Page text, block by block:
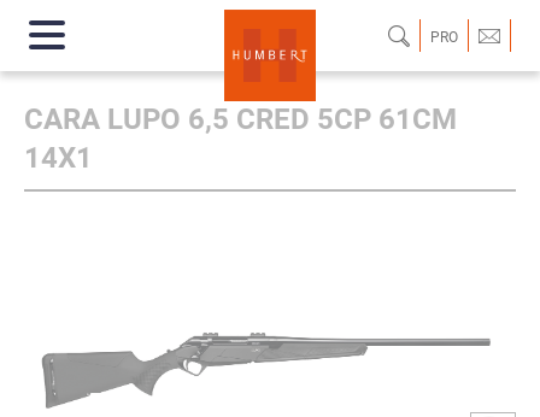
PRO
CARA LUPO 6,5 CRED 5CP 61CM
14X1